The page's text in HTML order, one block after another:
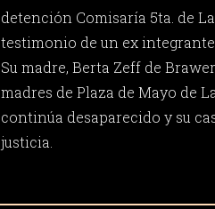
detención Comisaría 5ta. de
testimonio de un ex integrante
Su madre, Berta Zeff de
madres de Plaza de Mayo de
continúa desaparecido y su
justicia.